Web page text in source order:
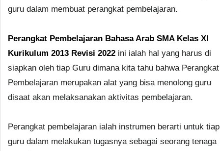
guru dalam membuat perangkat pembelajaran.
Perangkat Pembelajaran Bahasa Arab SMA Kelas XI
Kurikulum 2013 Revisi 2022 ini ialah hal yang harus di
siapkan oleh tiap Guru dimana kita tahu bahwa Perangkat
Pembelajaran merupakan alat yang bisa menolong guru
disaat akan melaksanakan aktivitas pembelajaran.
Perangkat pembelajaran ialah instrumen berarti untuk tiap
guru dalam melakukan tugasnya sebagai seorang tenaga